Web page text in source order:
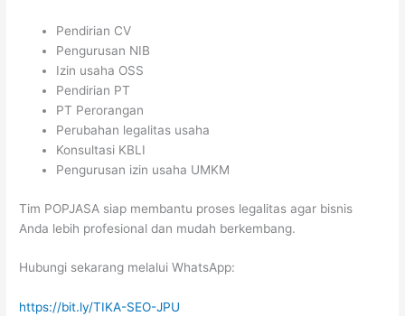
Pendirian CV
Pengurusan NIB
Izin usaha OSS
Pendirian PT
PT Perorangan
Perubahan legalitas usaha
Konsultasi KBLI
Pengurusan izin usaha UMKM
Tim POPJASA siap membantu proses legalitas agar bisnis
Anda lebih profesional dan mudah berkembang.
Hubungi sekarang melalui WhatsApp:
https://bit.ly/TIKA-SEO-JPU